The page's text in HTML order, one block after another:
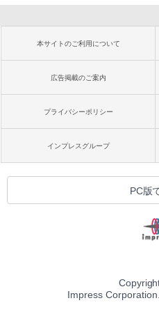
本サイトのご利用について
広告掲載のご案内
プライバシーポリシー
インプレスグループ
PC版
Impress